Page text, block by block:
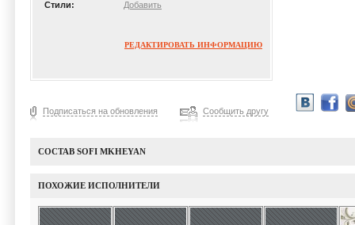
Стили:
Добавить
РЕДАКТИРОВАТЬ ИНФОРМАЦИЮ
Подписаться на обновления Сообщить другу
СОСТАВ SOFI MKHEYAN
ПОХОЖИЕ ИСПОЛНИТЕЛИ